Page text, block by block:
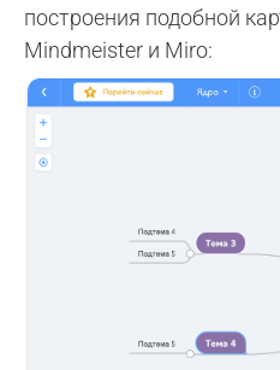
построения подобной
Mindmeister и Miro: